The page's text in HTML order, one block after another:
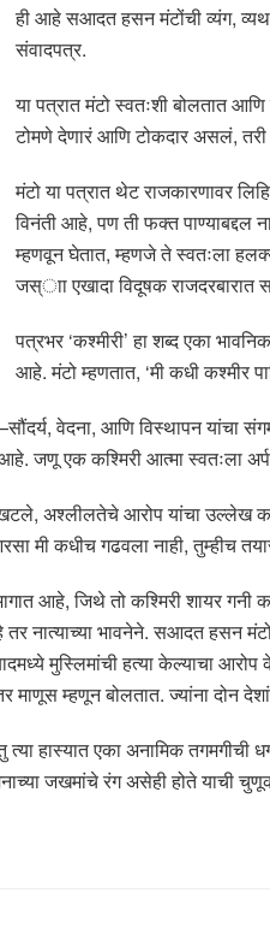
ही आहे सआदत हसन मंटोंची व्यंग,
संवादपत्र.
या पत्रात मंटो स्वतःशी बोलतात
टोमणे देणारं आणि टोकदार असलं,
मंटो या पत्रात थेट राजकारणावर
विनंती आहे, पण ती फक्त पाण्याबद्दल
म्हणवून घेतात, म्हणजे ते स्वतःला
जस्ाा एखादा विदूषक राजदरबारात
पत्रभर ‘कश्मीरी’ हा शब्द एका
आहे. मंटो म्हणतात, ‘मी कधी कश्मीर
वेदना, आणि विस्थापन यांचा
जणू एक कश्मिरी आत्मा स्वतःला
खटले, अश्लीलतेचे आरोप यांचा उल्लेख
मी कधीच गढवला नाही, तुम्हीच
आहे, जिथे तो कश्मिरी शायर
तर नात्याच्या भावनेने. सआदत हसन
मुस्लिमांची हत्या केल्याचा
म्हणून बोलतात. ज्यांना दोन
त्या हास्यात एका अनामिक
जखमांचे रंग असेही होते